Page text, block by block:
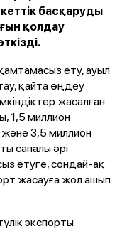
басқаруды
қолдау
ету, ауыл
қайта өңдеу
жасалған.
1,5 миллион
және 3,5 миллион
сапалы әрі
етуге, сондай-ақ
жасауға жол ашып
экспорты